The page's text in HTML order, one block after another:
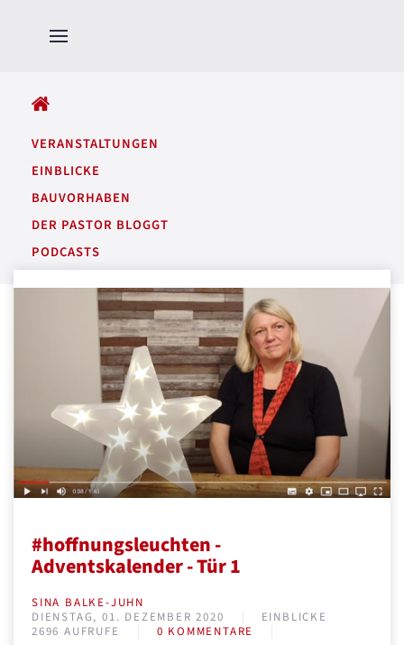
VERANSTALTUNGEN
EINBLICKE
BAUVORHABEN
DER PASTOR BLOGGT
PODCASTS
#hoffnungsleuchten -
Adventskalender - Tür 1
SINA BALKE-JUHN
DIENSTAG, 01. DEZEMBER 2020
EINBLICKE
2696 AUFRUFE
0 KOMMENTARE